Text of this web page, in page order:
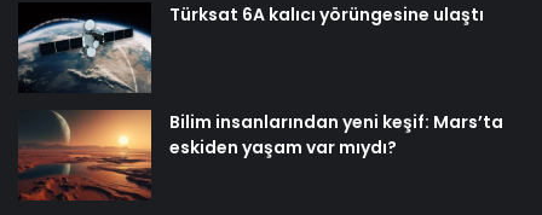
Türksat 6A kalıcı yörüngesine ulaştı
Bilim insanlarından yeni keşif: Mars’ta
eskiden yaşam var mıydı?